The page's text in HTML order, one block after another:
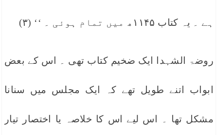
ہے ۔ یہ کتاب ۱۱۴۵ھ میں تمام ہوئی ۔ ‘‘ (۳)
روضۃ الشہدا ایک ضخیم کتاب تھی ۔ اس کے بعض
ابواب اتنے طویل تھے کہ ایک مجلس میں سنانا
مشکل تھا ۔ اس لیے اس کا خلاصہ یا اختصار تیار